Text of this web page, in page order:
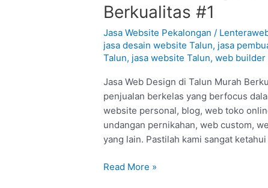
Berkualitas #1
Jasa Website Pekalongan /
jasa desain website Talun, jasa
Talun, jasa website Talun,web builder
Jasa Web Design di Talun Murah
penjualan berkelas yang berfocus
website personal, blog, web toko
undangan pernikahan, web custom,
yang lain. Pastilah kami sangat
Design
di
Talun
–
:
Murah
Berkualitas
#1
Read More »